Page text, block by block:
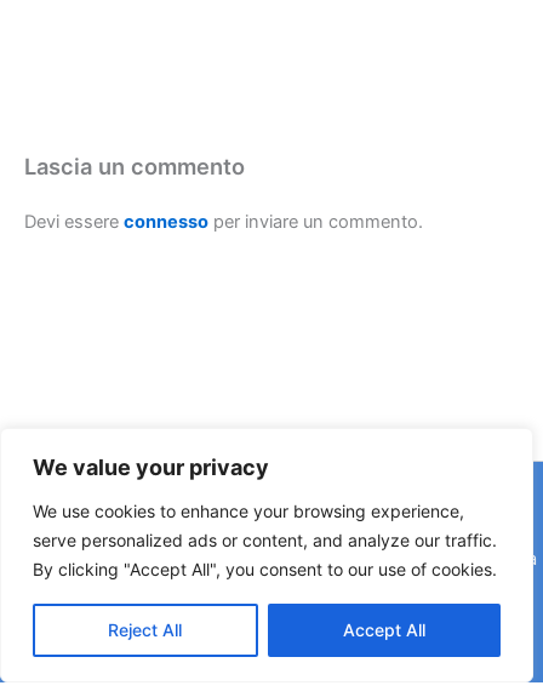
We value your privacy
We use cookies to enhance your browsing experience,
serve personalized ads or content, and analyze our traffic.
By clicking "Accept All", you consent to our use of cookies.
Reject All Accept All
Lascia un commento
Devi essere connesso per inviare un commento.
Copyright © 2026 © F2 Radio Lab - Università degli Studi di
Napoli Federico II è una testata registrata presso il Tribunale di
Napoli. Aut. n.58 30-06-2006 Licenza SIAE n. 508/I/639 Società